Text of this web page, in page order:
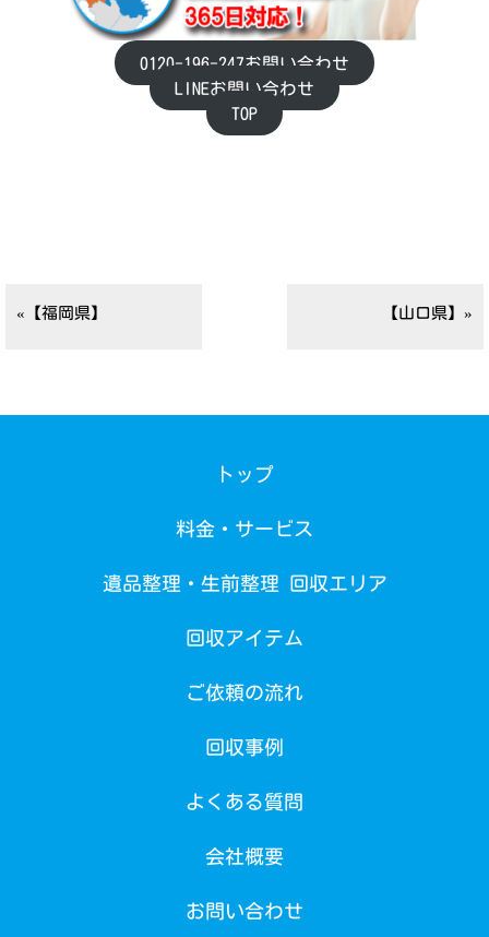
0120-196-247お問い合わせ
LINEお問い合わせ
TOP
«【福岡県】 【山口県】»
トップ
料金・サービス
遺品整理・生前整理 回収エリア
回収アイテム
ご依頼の流れ
回収事例
よくある質問
会社概要
お問い合わせ